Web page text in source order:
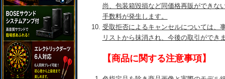
尚、包装箱毀損など同価格再販ができな
手数料が発生します。
受取拒否によるキャンセルについては、
リストから抹消され、今後の取引ができ
【商品に関する注意事項】